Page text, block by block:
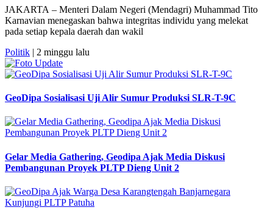
JAKARTA – Menteri Dalam Negeri (Mendagri) Muhammad Tito
Karnavian menegaskan bahwa integritas individu yang melekat
pada setiap kepala daerah dan wakil
Politik | 2 minggu lalu
GeoDipa Sosialisasi Uji Alir Sumur Produksi SLR-T-9C
Gelar Media Gathering, Geodipa Ajak Media Diskusi
Pembangunan Proyek PLTP Dieng Unit 2